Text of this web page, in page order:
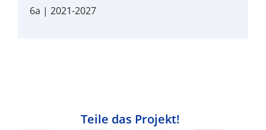
6a | 2021-2027
Teile das Projekt!